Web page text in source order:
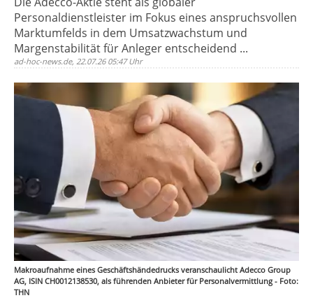
Personaldienstleister im Fokus eines anspruchsvollen
Marktumfelds in dem Umsatzwachstum und
Margenstabilität für Anleger entscheidend ...
ad-hoc-news.de, 22.07.26 05:47 Uhr
Makroaufnahme eines Geschäftshändedrucks veranschaulicht Adecco Group
AG, ISIN CH0012138530, als führenden Anbieter für Personalvermittlung - Foto:
THN